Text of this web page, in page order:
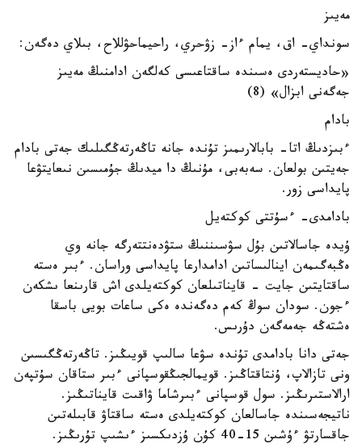
مەيىز
سونداي- اق، يمام ءاز- زۋحري، راحيماحۋللاح، بىلاي دەگەن:
«حاديستەردى ەسىندە ساقتاعىسى كەلگەن ادامنىڭ مەيىز
جەگەنى ابزال» (8)
بادام
ءبىزدىڭ اتا- بابالارىمىز تۇندە جانە تاڭەرتەڭگىلىك جەتى بادام
جەيتىن بولعان. سەبەبى، مۇنىڭ دا ميدىڭ جۇمىسىن نىعايتۋعا
پايداسى زور.
بادامدى- ءسۇتتى كوكتەيل
ۇيدە جاسالاتىن بۇل سۋسىننىڭ ستۋدەنتتەرگە جانە وي
ەڭبەگىمەن اينالىساتىن ادامدارعا پايداسى وراسان. ءبىر ەستە
ساقتايتىن جايت - قايناتىلعان كوكتەيلدى اش قارىنعا ىشكەن
ءجون. سودان سوڭ كەم دەگەندە ەكى ساعات بويى باسقا
ەشتەڭە جەمەگەن دۇرىس.
جەتى دانا بادامدى تۇندە سۋعا سالىپ قويىڭىز. تاڭەرتەڭگىسىن
ونى تازالاپ، ۇنتاقتاڭىز. قويمالجىڭقوسپانى ءبىر ستاقان سۇتپەن
ارالاستىرىڭىز. سول قوسپانى ءبىرشاما ۋاقىت قايناتىڭىز.
ناتيجەسىندە جاسالعان كوكتەيلدى ەستە ساقتاۋ قابىلەتىن
جاقسارتۋ ءۇشىن 15-40 كۇن ۇزدىكسىز ءىشىپ تۇرىڭىز.